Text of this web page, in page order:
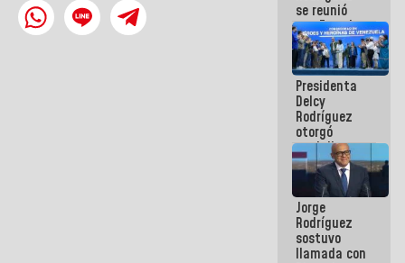
se reunió
con Estado
Mayor
Eléctrico
para
abordar
planes de
acción
Presidenta
Delcy
Rodríguez
otorgó
medalla
"Héroe de
Venezuela"
a servidores
públicos
Jorge
Rodríguez
sostuvo
llamada con